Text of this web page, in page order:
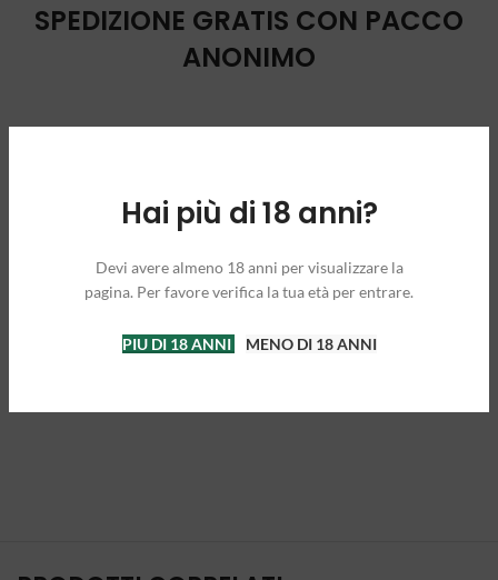
Hai più di 18 anni?
Devi avere almeno 18 anni per visualizzare la
pagina. Per favore verifica la tua età per entrare.
PIU DI 18 ANNI MENO DI 18 ANNI
SPEDIZIONE GRATIS CON PACCO
ANONIMO